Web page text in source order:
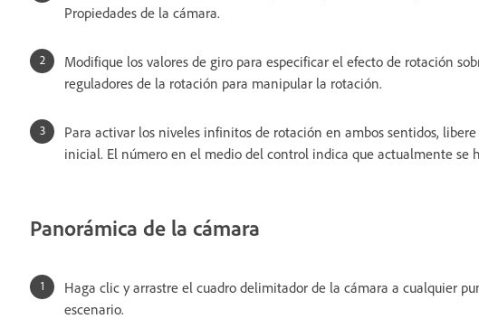
Propiedades de la cámara.
Modifique los valores de giro para especificar el efecto de rotación
reguladores de la rotación para manipular la rotación.
Para activar los niveles infinitos de rotación en ambos sentidos,
inicial. El número en el medio del control indica que actualmente se
Panorámica de la cámara
Haga clic y arrastre el cuadro delimitador de la cámara a cualquier
escenario.